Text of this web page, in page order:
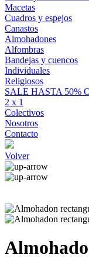
Macetas
Cuadros y espejos
Canastos
Almohadones
Alfombras
Bandejas y cuencos
Individuales
Religiosos
SALE HASTA 50%
2 x 1
Colectivos
Nosotros
Contacto
Volver